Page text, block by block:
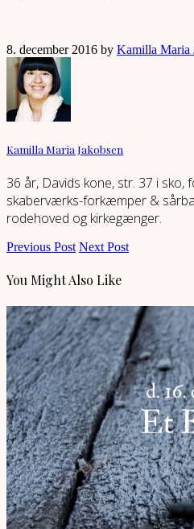
8. december 2016 by Kamilla Maria
Kamilla Maria Jakobsen
36 år, Davids kone, str. 37 i sko,
skaberværks-forkæmper &
rodehoved og kirkegænger.
Previous Post Next Post
You Might Also Like